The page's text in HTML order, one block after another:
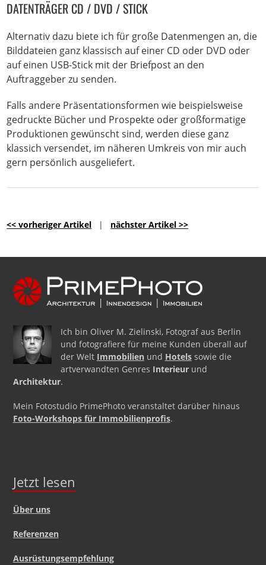
DATENTRÄGER CD / DVD / STICK
Alternativ dazu biete ich für große Datenmengen an, die
Bilddateien ganz klassisch auf einer CD oder DVD oder
auf einen USB-Stick mit der Briefpost an den
Auftraggeber zu senden.
Falls andere Präsentationsformen wie beispielsweise
gedruckte Bücher und Prospekte oder großformatige
Produktionen gewünscht sind, werden diese ganz
klassich versendet, im näheren Umkreis von mir auch
gern persönlich ausgeliefert.
<< vorheriger Artikel | nächster Artikel >>
Ich bin Oliver M. Zielinski, Fotograf aus Berlin
und fotografiere für meine Kunden überall auf
der Welt Immobilienund Hotelssowie die
artverwandten Genres Interieurund
Architektur.
Mein Fotostudio PrimePhoto veranstaltet darüber hinaus
Foto-Workshops für Immobilienprofis.
Jetzt lesen
Über uns
Referenzen
Ausrüstungsempfehlung